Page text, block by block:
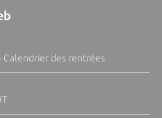
des rentrées